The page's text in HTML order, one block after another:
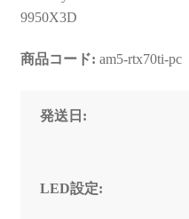
ご使用時にあたって
9950X3D
商品コード: am5-rtx70ti-pc
発送日:
LED設定: